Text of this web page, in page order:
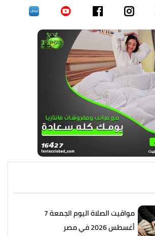
مواقيت الصلاة اليوم الجمعة 7
أغسطس 2026 في مصر